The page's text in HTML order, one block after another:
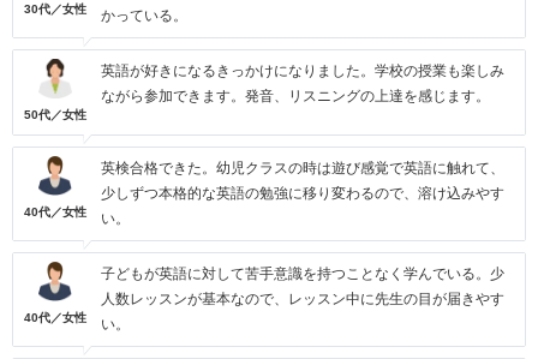
30代／女性
かっている。
50代／女性
英語が好きになるきっかけになりました。学校の授業も楽しみ
ながら参加できます。発音、リスニングの上達を感じます。
40代／女性
英検合格できた。幼児クラスの時は遊び感覚で英語に触れて、
少しずつ本格的な英語の勉強に移り変わるので、溶け込みやす
い。
40代／女性
子どもが英語に対して苦手意識を持つことなく学んでいる。少
人数レッスンが基本なので、レッスン中に先生の目が届きやす
い。